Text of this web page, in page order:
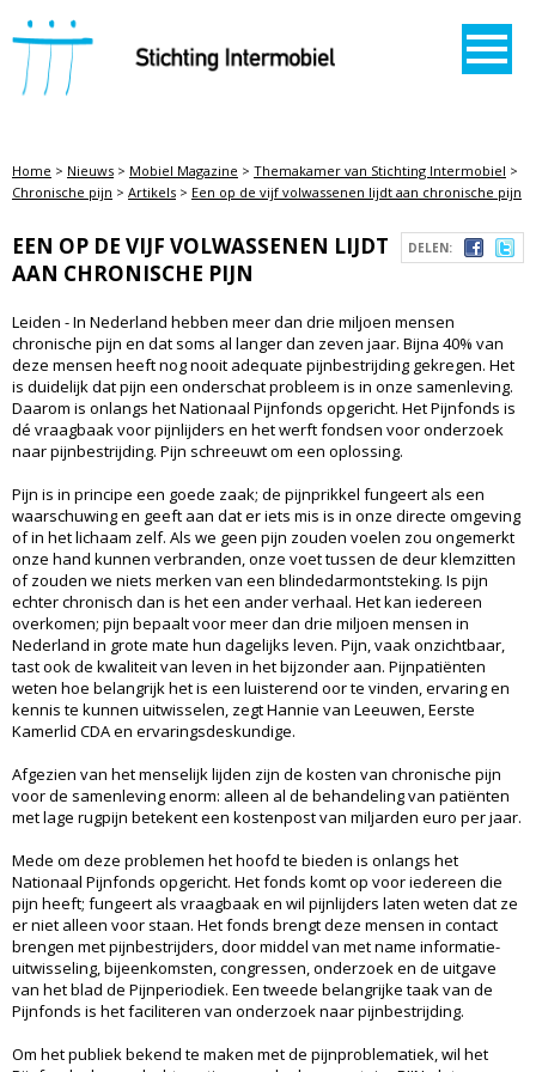
STICHTING INTERMOBIEL
Home > Nieuws > Mobiel Magazine > Themakamer van Stichting Intermobiel >
Chronische pijn > Artikels > Een op de vijf volwassenen lijdt aan chronische pijn
DELEN:
EEN OP DE VIJF VOLWASSENEN LIJDT
AAN CHRONISCHE PIJN
Leiden - In Nederland hebben meer dan drie miljoen mensen
chronische pijn en dat soms al langer dan zeven jaar. Bijna 40% van
deze mensen heeft nog nooit adequate pijnbestrijding gekregen. Het
is duidelijk dat pijn een onderschat probleem is in onze samenleving.
Daarom is onlangs het Nationaal Pijnfonds opgericht. Het Pijnfonds is
dé vraagbaak voor pijnlijders en het werft fondsen voor onderzoek
naar pijnbestrijding. Pijn schreeuwt om een oplossing.
Pijn is in principe een goede zaak; de pijnprikkel fungeert als een
waarschuwing en geeft aan dat er iets mis is in onze directe omgeving
of in het lichaam zelf. Als we geen pijn zouden voelen zou ongemerkt
onze hand kunnen verbranden, onze voet tussen de deur klemzitten
of zouden we niets merken van een blindedarmontsteking. Is pijn
echter chronisch dan is het een ander verhaal. Het kan iedereen
overkomen; pijn bepaalt voor meer dan drie miljoen mensen in
Nederland in grote mate hun dagelijks leven. Pijn, vaak onzichtbaar,
tast ook de kwaliteit van leven in het bijzonder aan. Pijnpatiënten
weten hoe belangrijk het is een luisterend oor te vinden, ervaring en
kennis te kunnen uitwisselen, zegt Hannie van Leeuwen, Eerste
Kamerlid CDA en ervaringsdeskundige.
Afgezien van het menselijk lijden zijn de kosten van chronische pijn
voor de samenleving enorm: alleen al de behandeling van patiënten
met lage rugpijn betekent een kostenpost van miljarden euro per jaar.
Mede om deze problemen het hoofd te bieden is onlangs het
Nationaal Pijnfonds opgericht. Het fonds komt op voor iedereen die
pijn heeft; fungeert als vraagbaak en wil pijnlijders laten weten dat ze
er niet alleen voor staan. Het fonds brengt deze mensen in contact
brengen met pijnbestrijders, door middel van met name informatie-
uitwisseling, bijeenkomsten, congressen, onderzoek en de uitgave
van het blad de Pijnperiodiek. Een tweede belangrijke taak van de
Pijnfonds is het faciliteren van onderzoek naar pijnbestrijding.
Om het publiek bekend te maken met de pijnproblematiek, wil het